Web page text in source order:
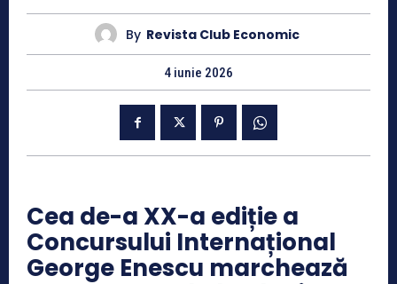
By Revista Club Economic
4 iunie 2026
Cea de-a XX-a ediție a
Concursului Internațional
George Enescu marchează